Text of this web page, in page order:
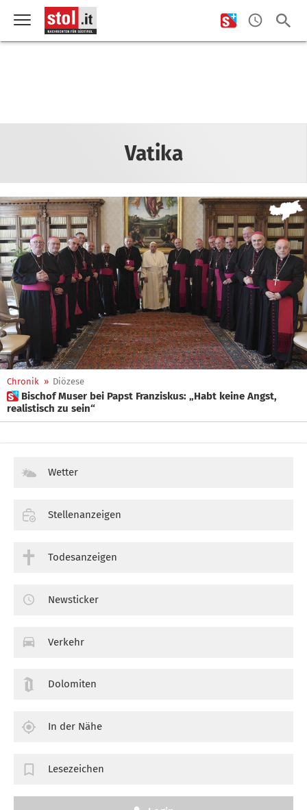
Vatika
Chronik » Diözese
 Bischof Muser bei Papst Franziskus: „Habt keine Angst,
realistisch zu sein“
Wetter
Stellenanzeigen
Todesanzeigen
Newsticker
Verkehr
Dolomiten
In der Nähe
Lesezeichen